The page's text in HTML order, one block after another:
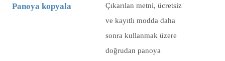
Panoya kopyala
Çıkarılan metni, ücretsiz
ve kayıtlı modda daha
sonra kullanmak üzere
doğrudan panoya